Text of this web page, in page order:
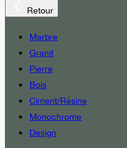
Retour
Marbre
Granit
Pierre
Bois
Ciment/Résine
Monochrome
Design